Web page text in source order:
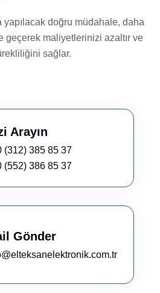
yapılacak doğru müdahale, daha
geçerek maliyetlerinizi azaltır ve
sağlar.
Arayın
(312) 385 85 37
(552) 386 85 37
Gönder